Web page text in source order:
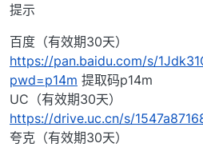
提示
百度（有效期30天）
https://pan.baidu.com/s/
pwd=p14m 提取码p14m
UC（有效期30天）
https://drive.uc.cn/s/
夸克（有效期30天）